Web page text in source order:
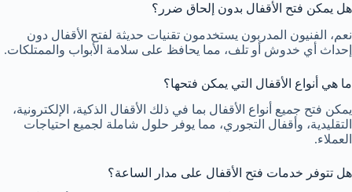
هل يمكن فتح الأقفال بدون إلحاق ضرر؟
نعم، الفنيون المدربون يستخدمون تقنيات حديثة لفتح الأقفال دون
إحداث أي خدوش أو تلف، مما يحافظ على سلامة الأبواب والممتلكات.
ما هي أنواع الأقفال التي يمكن فتحها؟
يمكن فتح جميع أنواع الأقفال بما في ذلك الأقفال الذكية، الإلكترونية،
التقليدية، وأقفال التجوري، مما يوفر حلول شاملة لجميع احتياجات
العملاء.
هل تتوفر خدمات فتح الأقفال على مدار الساعة؟